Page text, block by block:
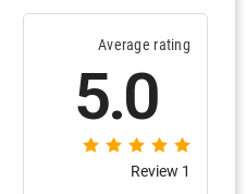
Average rating
5.0
1 Review